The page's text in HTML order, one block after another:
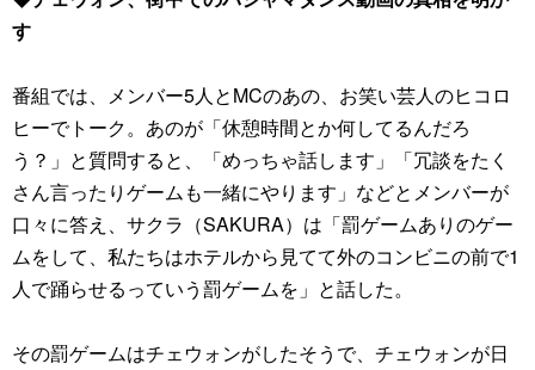
す
番組では、メンバー5人とMCのあの、お笑い芸人のヒコロ
ヒーでトーク。あのが「休憩時間とか何してるんだろ
う？」と質問すると、「めっちゃ話します」「冗談をたく
さん言ったりゲームも一緒にやります」などとメンバーが
口々に答え、サクラ（SAKURA）は「罰ゲームありのゲー
ムをして、私たちはホテルから見てて外のコンビニの前で1
人で踊らせるっていう罰ゲームを」と話した。
その罰ゲームはチェウォンがしたそうで、チェウォンが日